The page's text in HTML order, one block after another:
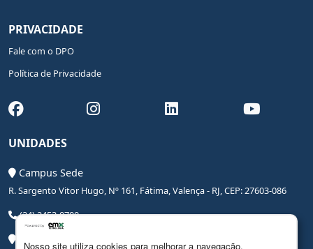
PRIVACIDADE
Fale com o DPO
Política de Privacidade
UNIDADES
Campus Sede
R. Sargento Vitor Hugo, Nº 161, Fátima, Valença - RJ, CEP: 27603-086
(24) 2453-0700
Nosso site utiliza cookies para melhorar a navegação.